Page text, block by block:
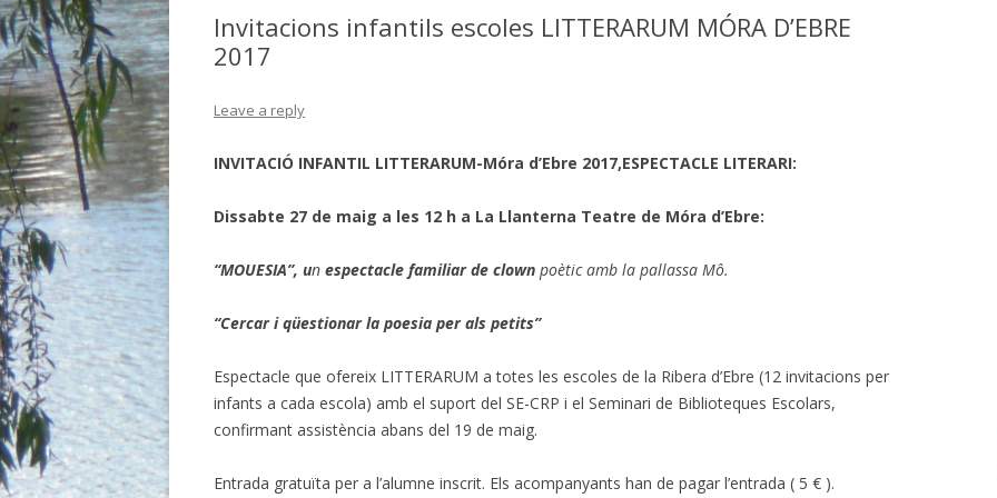
BIBLIO.ESC. BENISSANET
BIBLIO. ESC. LA PALMA
BIBLIO. COL. STA. TERESA
MALETA DE
MALETA
MALETA
CONTES
MALETA
CURS 2020-21
BIBLIOTEQUES ESCOLARS RIBERA
BIBLIOTEQUES 2017-18
PARTICIPANTS SEMINARI
BIBLIOTEQUES CURS 2015-16
Invitacions infantils escoles LITTERARUM MÓRA D’EBRE
2017
Leave a reply
INVITACIÓ INFANTIL LITTERARUM-Móra d’Ebre 2017,ESPECTACLE LITERARI:
Dissabte 27 de maig a les 12 h a La Llanterna Teatre de Móra d’Ebre:
“MOUESIA”, un espectacle familiar de clown poètic amb la pallassa Mô.
“Cercar i qüestionar la poesia per als petits”
Espectacle que ofereix LITTERARUM a totes les escoles de la Ribera d’Ebre (12 invitacions per
infants a cada escola) amb el suport del SE-CRP i el Seminari de Biblioteques Escolars,
confirmant assistència abans del 19 de maig.
Entrada gratuïta per a l’alumne inscrit. Els acompanyants han de pagar l’entrada ( 5 € ).